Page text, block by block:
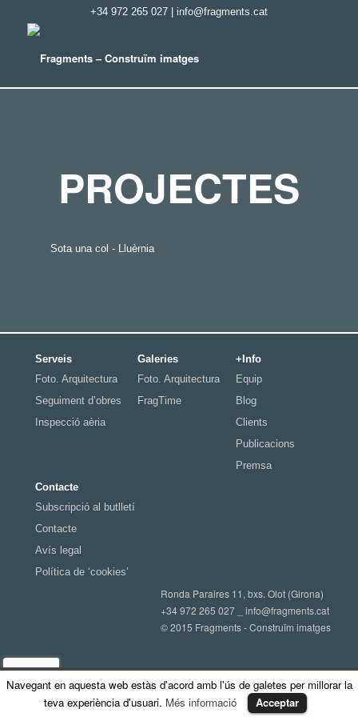
+34 972 265 027| info@fragments.cat
PROJECTES
Sota una col - Lluèrnia
Serveis
Foto. Arquitectura
Seguiment d’obres
Inspecció aèria
Galeries
Foto. Arquitectura
FragTime
+Info
Equip
Blog
Clients
Publicacions
Premsa
Contacte
Subscripció al butlletí
Contacte
Avís legal
Política de ‘cookies’
Ronda Paraires 11, bxs. Olot (Girona)
+34 972 265 027 _info@fragments.cat
© 2015 Fragments - Construïm imatges
Navegant en aquesta web estàs d'acord amb l'ús de galetes per millorar la
teva experiència d'usuari. Més informació Acceptar